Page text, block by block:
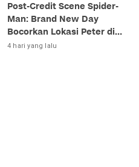
Post-Credit Scene Spider-
Man: Brand New Day
Bocorkan Lokasi Peter di
Luar Angkasa!
4 hari yang lalu